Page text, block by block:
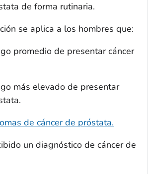
de forma rutinaria.
se aplica a los hombres que:
promedio de presentar cáncer
más elevado de presentar
de cáncer de próstata.
un diagnóstico de cáncer de